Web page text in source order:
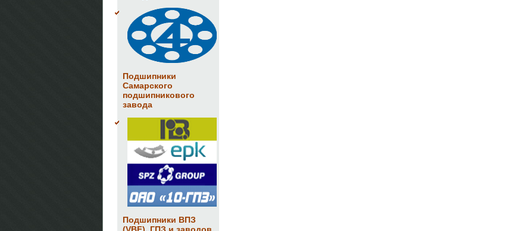
Подшипники
Самарского
подшипникового
завода
Подшипники ВПЗ